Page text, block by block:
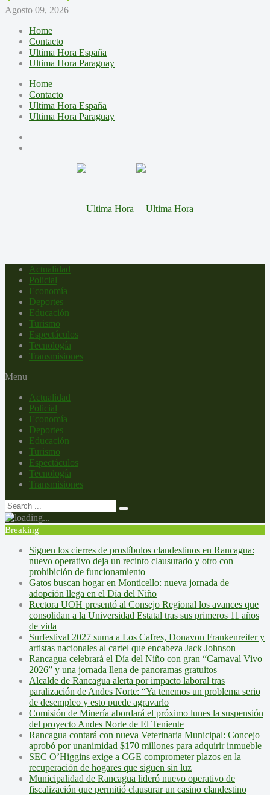
Agosto 09, 2026
Home
Contacto
Ultima Hora España
Ultima Hora Paraguay
Home
Contacto
Ultima Hora España
Ultima Hora Paraguay
Actualidad
Policial
Economía
Deportes
Educación
Turismo
Espectáculos
Tecnología
Transmisiones
Menu
Actualidad
Policial
Economía
Deportes
Educación
Turismo
Espectáculos
Tecnología
Transmisiones
Breaking
Siguen los cierres de prostíbulos clandestinos en Rancagua:
nuevo operativo deja un recinto clausurado y otro con
prohibición de funcionamiento
Gatos buscan hogar en Monticello: nueva jornada de
adopción llega en el Día del Niño
Rectora UOH presentó al Consejo Regional los avances que
consolidan a la Universidad Estatal tras sus primeros 11 años
de vida
Surfestival 2027 suma a Los Cafres, Donavon Frankenreiter y
artistas nacionales al cartel que encabeza Jack Johnson
Rancagua celebrará el Día del Niño con gran “Carnaval Vivo
2026” y una jornada llena de panoramas gratuitos
Alcalde de Rancagua alerta por impacto laboral tras
paralización de Andes Norte: “Ya tenemos un problema serio
de desempleo y esto puede agravarlo
Comisión de Minería abordará el próximo lunes la suspensión
del proyecto Andes Norte de El Teniente
Rancagua contará con nueva Veterinaria Municipal: Concejo
aprobó por unanimidad $170 millones para adquirir inmueble
SEC O’Higgins exige a CGE comprometer plazos en la
recuperación de hogares que siguen sin luz
Municipalidad de Rancagua lideró nuevo operativo de
fiscalización que permitió clausurar un casino clandestino